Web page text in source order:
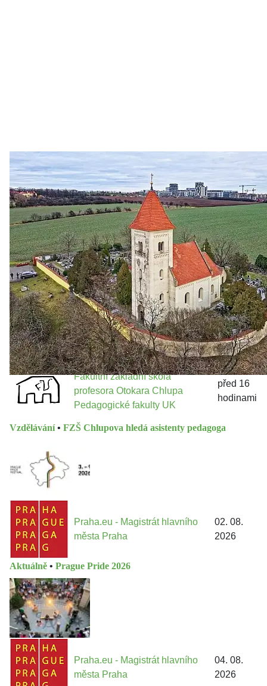
Zastanem se 03. 08. 2026
Politika • Volební seriál #02: Nová výstavba v jihozápadním
městě
Jakými nástroji navrhujete vstupovat z pozice ÚMČ Praha
13 do procesů developerské výstavby např. v lokalitě
Třebonice a Chaby, kterou umožňuje nově schválený
Metropolitn...
Fakultní základní škola
profesora Otokara Chlupa
Pedagogické fakulty UK
před 16
hodinami
Vzdělávání • FZŠ Chlupova hledá asistenty pedagoga
Praha.eu - Magistrát hlavního
města Praha
02. 08.
2026
Aktuálně • Prague Pride 2026
Praha.eu - Magistrát hlavního
města Praha
04. 08.
2026